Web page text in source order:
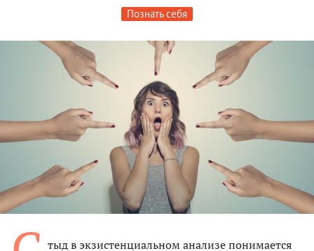
Познать себя
тыд в экзистенциальном анализе понимается